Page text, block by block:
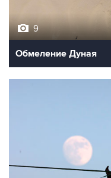
9
Обмеление Дуная